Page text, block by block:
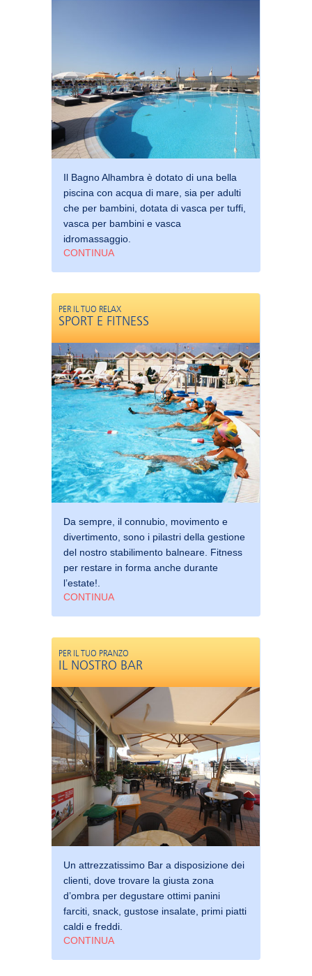
Il Bagno Alhambra è dotato di una bella
piscina con acqua di mare, sia per adulti
che per bambini, dotata di vasca per tuffi,
vasca per bambini e vasca
idromassaggio.
CONTINUA
PER IL TUO RELAX
SPORT E FITNESS
Da sempre, il connubio, movimento e
divertimento, sono i pilastri della gestione
del nostro stabilimento balneare. Fitness
per restare in forma anche durante
l’estate!.
CONTINUA
PER IL TUO PRANZO
IL NOSTRO BAR
Un attrezzatissimo Bar a disposizione dei
clienti, dove trovare la giusta zona
d’ombra per degustare ottimi panini
farciti, snack, gustose insalate, primi piatti
caldi e freddi.
CONTINUA